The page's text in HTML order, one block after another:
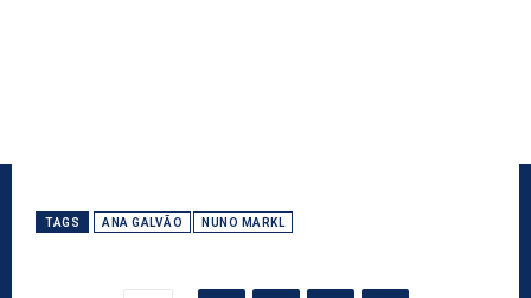
TAGS ANA GALVÃO NUNO MARKL